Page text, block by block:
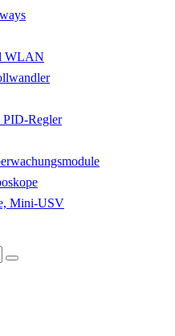
WLAN
PID-Regler
Mini-USV